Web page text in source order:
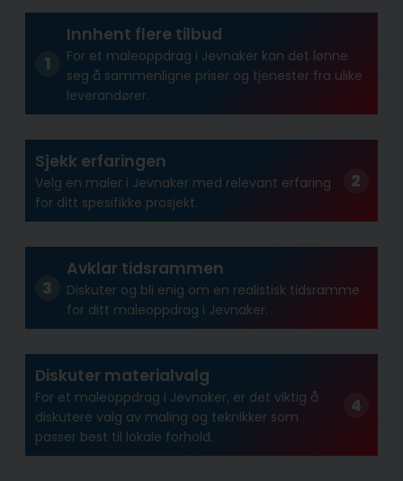
Innhent flere tilbud
For et maleoppdrag i Jevnaker kan det lønne
seg å sammenligne priser og tjenester fra ulike
leverandører.
Sjekk erfaringen
Velg en maler i Jevnaker med relevant erfaring
for ditt spesifikke prosjekt.
Avklar tidsrammen
Diskuter og bli enig om en realistisk tidsramme
for ditt maleoppdrag i Jevnaker.
Diskuter materialvalg
For et maleoppdrag i Jevnaker, er det viktig å
diskutere valg av maling og teknikker som
passer best til lokale forhold.